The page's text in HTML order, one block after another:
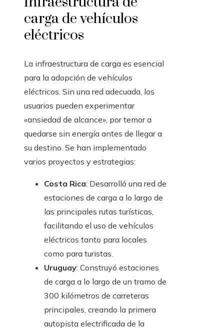
carga de vehículos
eléctricos
La infraestructura de carga es esencial
para la adopción de vehículos
eléctricos. Sin una red adecuada, los
usuarios pueden experimentar
«ansiedad de alcance», por temor a
quedarse sin energía antes de llegar a
su destino. Se han implementado
varios proyectos y estrategias:
Costa Rica: Desarrolló una red de
estaciones de carga a lo largo de
las principales rutas turísticas,
facilitando el uso de vehículos
eléctricos tanto para locales
como para turistas.
Uruguay: Construyó estaciones
de carga a lo largo de un tramo de
300 kilómetros de carreteras
principales, creando la primera
autopista electrificada de la